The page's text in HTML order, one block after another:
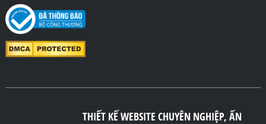
THIẾT KẾ WEBSITE CHUYÊN NGHIỆP, ẤN